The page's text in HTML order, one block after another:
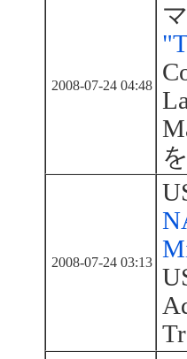
2008-07-24 04:48
2008-07-24 03:13